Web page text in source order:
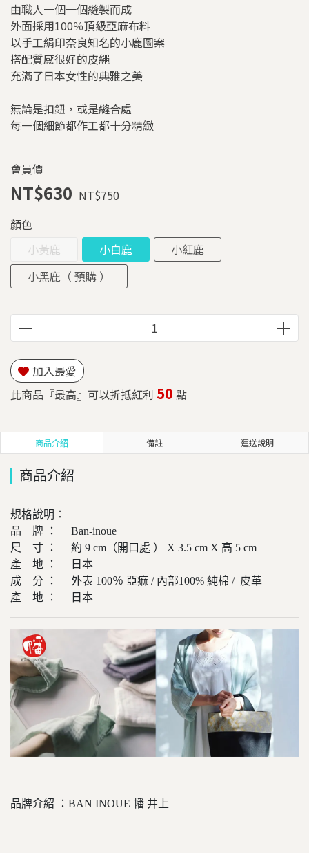
由職人一個一個縫製而成
外面採用100％頂級亞麻布料
以手工絹印奈良知名的小鹿圖案
搭配質感很好的皮繩
充滿了日本女性的典雅之美
無論是扣鈕，或是縫合處
每一個細節都作工都十分精緻
會員價
NT$630 NT$750
顏色
小黃鹿
小白鹿
小紅鹿
小黑鹿（ 預購 ）
加入最愛
此商品『最高』可以折抵紅利 50 點
商品介紹 備註 運送說明
商品介紹
規格說明：
品 牌 ： Ban-inoue
尺 寸 ： 約 9 cm（開口處 ） X 3.5 cm X 高 5 cm
產 地 ： 日本
成 分 ： 外表 100％ 亞痲 / 內部100% 純棉 / 皮革
產 地 ： 日本
品牌介紹 ：BAN INOUE 幡 井上